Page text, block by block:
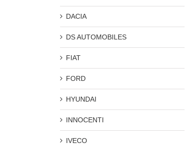
DACIA
DS AUTOMOBILES
FIAT
FORD
HYUNDAI
INNOCENTI
IVECO